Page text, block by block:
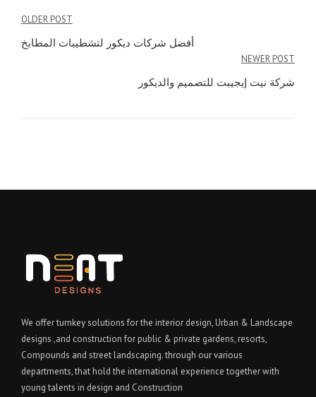
Post
navigation
OLDER POST
أفضل شركات ديكور لتشطيبات المطابخ
NEWER POST
شركة نيت إيجيبت للتصميم والديكور
We offer turnkey solutions for the interior design, Urban & Landscape
designs ,and construction for public & private gardens, resorts,
Compounds and street landscaping. through our various
departments, that hold the international experience together with
young talents in design and Construction